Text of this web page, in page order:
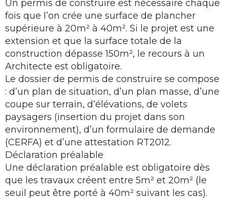
Un permis de construire est nécessaire chaque
fois que l’on crée une surface de plancher
supérieure à 20m² à 40m². Si le projet est une
extension et que la surface totale de la
construction dépasse 150m², le recours à un
Architecte est obligatoire.
Le dossier de permis de construire se compose
: d’un plan de situation, d’un plan masse, d’une
coupe sur terrain, d’élévations, de volets
paysagers (insertion du projet dans son
environnement), d’un formulaire de demande
(CERFA) et d’une attestation RT2012.
Déclaration préalable
Une déclaration préalable est obligatoire dès
que les travaux créent entre 5m² et 20m² (le
seuil peut être porté à 40m² suivant les cas).